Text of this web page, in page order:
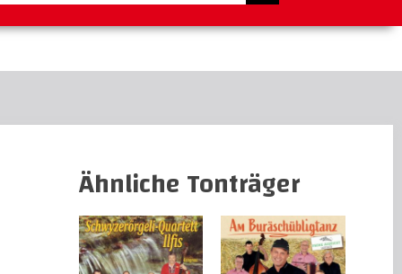
Ähnliche Tonträger